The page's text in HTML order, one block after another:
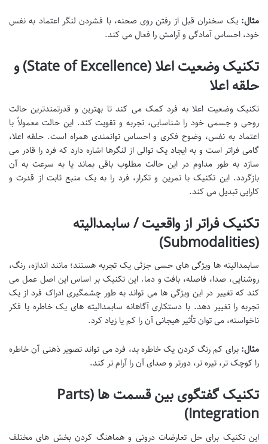
مثال: یک سخنران قبل از رفتن روی صحنه، با فشردن لنگر اعتماد به نفس
خود، احساس آمادگی و آرامش را فعال می کند.
تکنیک وضعیت اعلا (State of Excellence) و
حلقه اعلا
تکنیک وضعیت اعلا به فرد کمک می کند تا بهترین و قدرتمندترین حالت
روحی و جسمی خود را شناسایی، تجربه و تقویت کند. این حالت معمولاً با
اعتماد به نفس، وضوح فکری و احساس توانمندی همراه است. حلقه اعلا،
گامی فراتر است و به ایجاد یک توالی از لنگرها اشاره دارد که فرد را قادر می
سازد به طور مداوم در این حالت مطلوب باقی بماند یا به سرعت به آن
بازگردد. این تکنیک با تمرین و تکرار، فرد را به یک منبع ثابت از قدرت و
کارایی تبدیل می کند.
تکنیک فراتر از واقعیت / سابمدالیته
(Submodalities)
سابمدالیته ها ویژگی های حسی جزئی یک تجربه هستند؛ مانند اندازه، رنگ،
روشنایی، صدا، فاصله، بافت و دما. این تکنیک بر اساس این اصل عمل می
کند که تغییر در این ویژگی ها می تواند به طور چشمگیری ادراک فرد از یک
تجربه را تغییر دهد. با دستکاری آگاهانه سابمدالیته های یک خاطره یا فکر
ناخواسته، می توان تأثیر هیجانی آن را کم یا زیاد کرد.
مثال: برای کم رنگ کردن یک خاطره بد، فرد می تواند تصویر ذهنی آن خاطره
را کوچک تر، تیره تر، دورتر و صدای آن را آرام تر کند.
تکنیک گفتگوی بین قسمت ها (Parts
Integration)
این تکنیک برای حل تعارضات درونی و هماهنگ کردن بخش های مختلف